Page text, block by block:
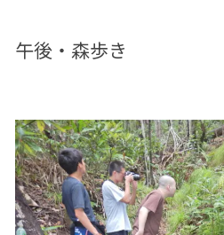
午後・森歩き